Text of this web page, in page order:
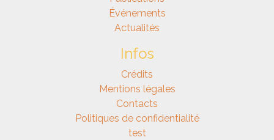
Événements
Actualités
Infos
Crédits
Mentions légales
Contacts
Politiques de confidentialité
test